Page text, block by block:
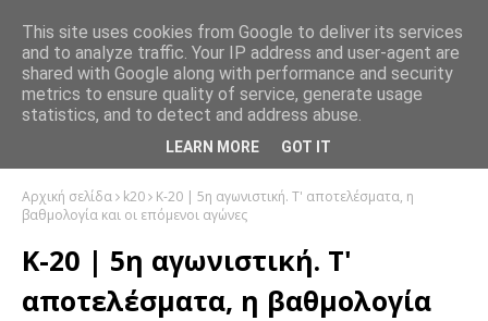
Αρχική σελίδα k20
Κ-20 | 5η αγωνιστική. Τ' αποτελέσματα, η
βαθμολογία και οι επόμενοι αγώνες
Κ-20 | 5η αγωνιστική. Τ'
αποτελέσματα, η βαθμολογία
This site uses cookies from Google to deliver its services
and to analyze traffic. Your IP address and user-agent are
shared with Google along with performance and security
metrics to ensure quality of service, generate usage
statistics, and to detect and address abuse.
LEARN MORE GOT IT